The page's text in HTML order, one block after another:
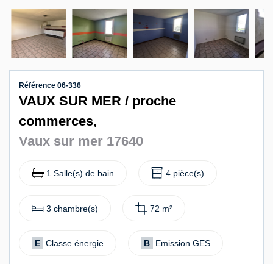
Référence 06-336
VAUX SUR MER / proche
commerces,
Vaux sur mer 17640
1 Salle(s) de bain 4 pièce(s)
3 chambre(s) 72 m²
E Classe énergie B Emission GES